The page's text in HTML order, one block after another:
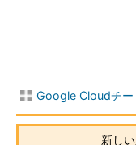
Google Cloudチー
新し